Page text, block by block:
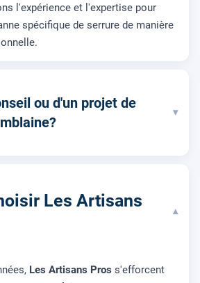
l'expérience et l'expertise pour
spécifique de serrure de manière
ou d'un projet de
▾
Les Artisans
▾
Les Artisans Pros s'efforcent